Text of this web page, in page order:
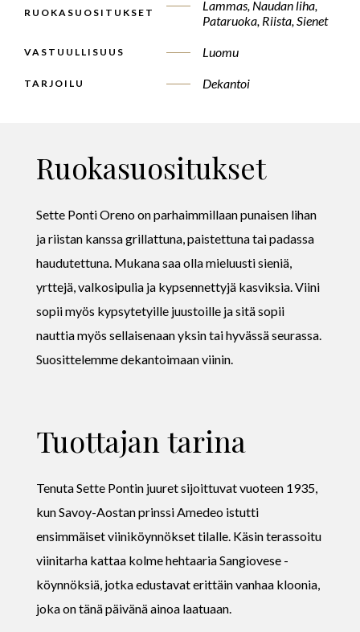
RUOKASUOSITUKSET
Lammas, Naudan liha,
Pataruoka, Riista, Sienet
VASTUULLISUUS Luomu
TARJOILU Dekantoi
Ruokasuositukset
Sette Ponti Oreno on parhaimmillaan punaisen lihan
ja riistan kanssa grillattuna, paistettuna tai padassa
haudutettuna. Mukana saa olla mieluusti sieniä,
yrttejä, valkosipulia ja kypsennettyjä kasviksia. Viini
sopii myös kypsytetyille juustoille ja sitä sopii
nauttia myös sellaisenaan yksin tai hyvässä seurassa.
Suosittelemme dekantoimaan viinin.
Tuottajan tarina
Tenuta Sette Pontin juuret sijoittuvat vuoteen 1935,
kun Savoy-Aostan prinssi Amedeo istutti
ensimmäiset viiniköynnökset tilalle. Käsin terassoitu
viinitarha kattaa kolme hehtaaria Sangiovese -
köynnöksiä, jotka edustavat erittäin vanhaa kloonia,
joka on tänä päivänä ainoa laatuaan.